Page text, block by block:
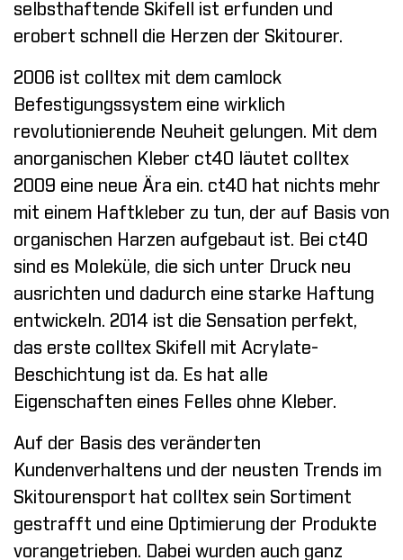
selbsthaftende Skifell ist erfunden und
erobert schnell die Herzen der Skitourer.
2006 ist colltex mit dem camlock
Befestigungssystem eine wirklich
revolutionierende Neuheit gelungen. Mit dem
anorganischen Kleber ct40 läutet colltex
2009 eine neue Ära ein. ct40 hat nichts mehr
mit einem Haftkleber zu tun, der auf Basis von
organischen Harzen aufgebaut ist. Bei ct40
sind es Moleküle, die sich unter Druck neu
ausrichten und dadurch eine starke Haftung
entwickeln. 2014 ist die Sensation perfekt,
das erste colltex Skifell mit Acrylate-
Beschichtung ist da. Es hat alle
Eigenschaften eines Felles ohne Kleber.
Auf der Basis des veränderten
Kundenverhaltens und der neusten Trends im
Skitourensport hat colltex sein Sortiment
gestrafft und eine Optimierung der Produkte
vorangetrieben. Dabei wurden auch ganz